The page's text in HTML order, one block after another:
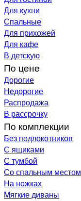
Для кухни
Спальные
Для прихожей
Для кафе
В детскую
По цене
Дорогие
Недорогие
Распродажа
В рассрочку
По комплекции
Без подлокотников
С ящиками
С тумбой
Со спальным местом
На ножках
Мягкие диваны